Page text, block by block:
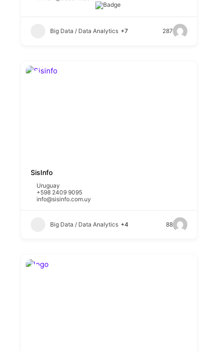
Big Data / Data Analytics +7 287
SisInfo
Uruguay
+598 2409 9095
info@sisinfo.com.uy
Big Data / Data Analytics +4 88